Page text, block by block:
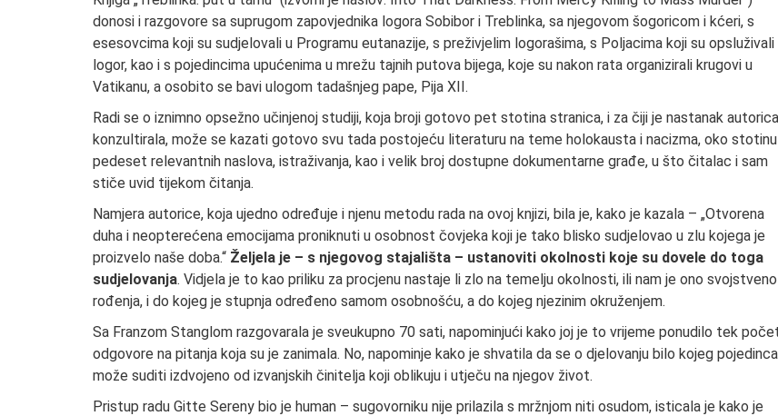
donosi i razgovore sa suprugom zapovjednika logora Sobibor i Treblinka, sa njegovom šogoricom i kćeri, s
esesovcima koji su sudjelovali u Programu eutanazije, s preživjelim logorašima, s Poljacima koji su opsluživali
logor, kao i s pojedincima upućenima u mrežu tajnih putova bijega, koje su nakon rata organizirali krugovi u
Vatikanu, a osobito se bavi ulogom tadašnjeg pape, Pija XII.
Radi se o iznimno opsežno učinjenoj studiji, koja broji gotovo pet stotina stranica, i za čiji je nastanak autorica
konzultirala, može se kazati gotovo svu tada postojeću literaturu na teme holokausta i nacizma, oko
pedeset relevantnih naslova, istraživanja, kao i velik broj dostupne dokumentarne građe, u što čitalac i sam
stiče uvid tijekom čitanja.
Namjera autorice, koja ujedno određuje i njenu metodu rada na ovoj knjizi, bila je, kako je kazala – „Otvorena
duha i neopterećena emocijama proniknuti u osobnost čovjeka koji je tako blisko sudjelovao u zlu kojega je
proizvelo naše doba.“ Željela je – s njegovog stajališta – ustanoviti okolnosti koje su dovele do toga
sudjelovanja. Vidjela je to kao priliku za procjenu nastaje li zlo na temelju okolnosti, ili nam je ono
rođenja, i do kojeg je stupnja određeno samom osobnošću, a do kojeg njezinim okruženjem.
Sa Franzom Stanglom razgovarala je sveukupno 70 sati, napominjući kako joj je to vrijeme ponudilo tek
odgovore na pitanja koja su je zanimala. No, napominje kako je shvatila da se o djelovanju bilo kojeg
može suditi izdvojeno od izvanjskih činitelja koji oblikuju i utječu na njegov život.
Pristup radu Gitte Sereny bio je human – sugovorniku nije prilazila s mržnjom niti osudom, isticala je kako je